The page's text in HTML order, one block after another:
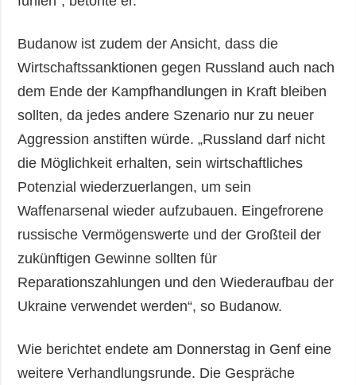
Budanow ist zudem der Ansicht, dass die
Wirtschaftssanktionen gegen Russland auch nach
dem Ende der Kampfhandlungen in Kraft bleiben
sollten, da jedes andere Szenario nur zu neuer
Aggression anstiften würde. „Russland darf nicht
die Möglichkeit erhalten, sein wirtschaftliches
Potenzial wiederzuerlangen, um sein
Waffenarsenal wieder aufzubauen. Eingefrorene
russische Vermögenswerte und der Großteil der
zukünftigen Gewinne sollten für
Reparationszahlungen und den Wiederaufbau der
Ukraine verwendet werden“, so Budanow.
Wie berichtet endete am Donnerstag in Genf eine
weitere Verhandlungsrunde. Die Gespräche